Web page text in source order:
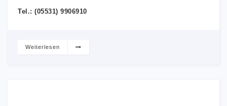
Tel.: (05531) 9906910
Weiterlesen